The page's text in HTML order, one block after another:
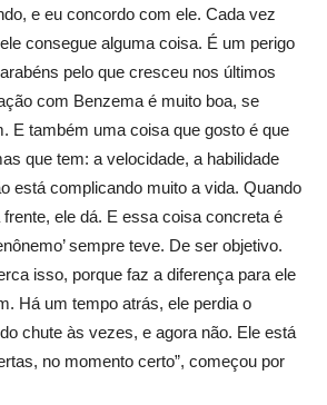
e eu concordo com ele. Cada vez
consegue alguma coisa. É um perigo
pelo que cresceu nos últimos
com Benzema é muito boa, se
E também uma coisa que gosto é que
que tem: a velocidade, a habilidade
está complicando muito a vida. Quando
ele dá. E essa coisa concreta é
sempre teve. De ser objetivo.
isso, porque faz a diferença para ele
Há um tempo atrás, ele perdia o
chute às vezes, e agora não. Ele está
no momento certo”, começou por